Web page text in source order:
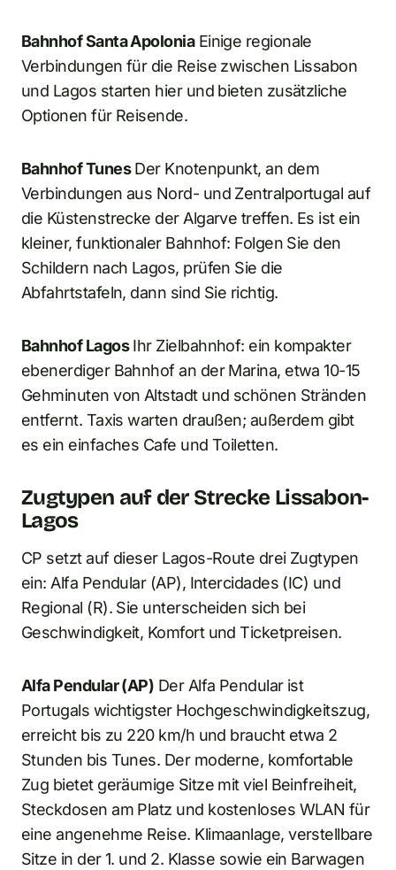
Bahnhof Santa ApoloniaEinige regionale
Verbindungen für die Reise zwischen Lissabon
und Lagos starten hier und bieten zusätzliche
Optionen für Reisende.
Bahnhof TunesDer Knotenpunkt, an dem
Verbindungen aus Nord- und Zentralportugal auf
die Küstenstrecke der Algarve treffen. Es ist ein
kleiner, funktionaler Bahnhof: Folgen Sie den
Schildern nach Lagos, prüfen Sie die
Abfahrtstafeln, dann sind Sie richtig.
Bahnhof LagosIhr Zielbahnhof: ein kompakter
ebenerdiger Bahnhof an der Marina, etwa 10-15
Gehminuten von Altstadt und schönen Stränden
entfernt. Taxis warten draußen; außerdem gibt
es ein einfaches Cafe und Toiletten.
Zugtypen auf der Strecke Lissabon-
Lagos
CP setzt auf dieser Lagos-Route drei Zugtypen
ein: Alfa Pendular (AP), Intercidades (IC) und
Regional (R). Sie unterscheiden sich bei
Geschwindigkeit, Komfort und Ticketpreisen.
Alfa Pendular (AP) Der Alfa Pendular ist
Portugals wichtigster Hochgeschwindigkeitszug,
erreicht bis zu 220 km/h und braucht etwa 2
Stunden bis Tunes. Der moderne, komfortable
Zug bietet geräumige Sitze mit viel Beinfreiheit,
Steckdosen am Platz und kostenloses WLAN für
eine angenehme Reise. Klimaanlage, verstellbare
Sitze in der 1. und 2. Klasse sowie ein Barwagen